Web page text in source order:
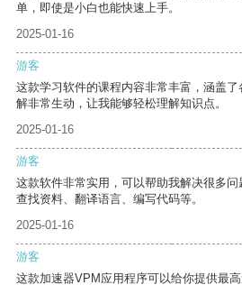
单，即使是小白也能快速上手。
2025-01-16
游客
这款学习软件的课程内容非常丰富，涵盖
解非常生动，让我能够轻松理解知识点。
2025-01-16
游客
这款软件非常实用，可以帮助我解决很多
查找资料、翻译语言、编写代码等。
2025-01-16
游客
这款加速器VPM应用程序可以给你提供最